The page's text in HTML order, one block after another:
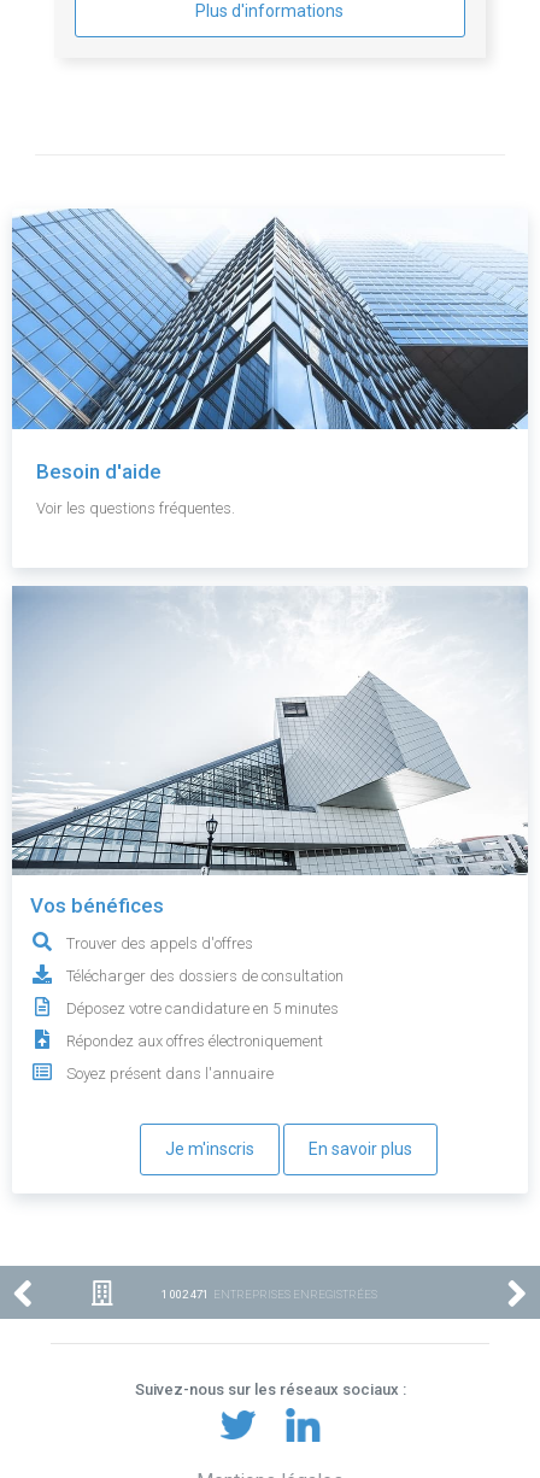
Plus d'informations
Besoin d'aide
Voir les questions fréquentes.
Vos bénéfices
Trouver des appels d'offres
Télécharger des dossiers de consultation
Déposez votre candidature en 5 minutes
Répondez aux offres électroniquement
Soyez présent dans l'annuaire
Je m'inscris En savoir plus
1 002 471 ENTREPRISES ENREGISTRÉES
Suivez-nous sur les réseaux sociaux :